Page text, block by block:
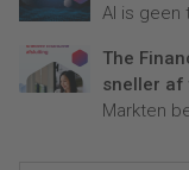
AI is geen
The
sneller af
Markten